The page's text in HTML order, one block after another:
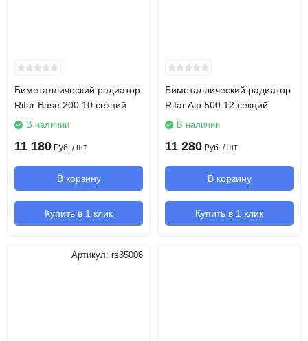
Биметаллический радиатор
Rifar Base 200 10 секций
В наличии
11 180 Руб. / шт
В корзину
Купить в 1 клик
Биметаллический радиатор
Rifar Alp 500 12 секций
В наличии
11 280 Руб. / шт
В корзину
Купить в 1 клик
Артикул: rs35006